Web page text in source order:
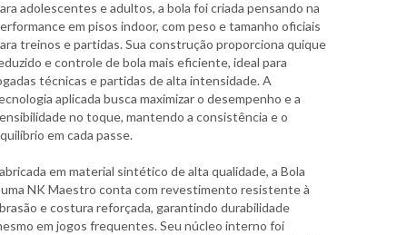
adolescentes e adultos, a bola foi criada pensando na
em pisos indoor, com peso e tamanho oficiais
treinos e partidas. Sua construção proporciona quique
e controle de bola mais eficiente, ideal para
técnicas e partidas de alta intensidade. A
aplicada busca maximizar o desempenho e a
no toque, mantendo a consistência e o
em cada passe.
em material sintético de alta qualidade, a Bola
NK Maestro conta com revestimento resistente à
e costura reforçada, garantindo durabilidade
em jogos frequentes. Seu núcleo interno foi